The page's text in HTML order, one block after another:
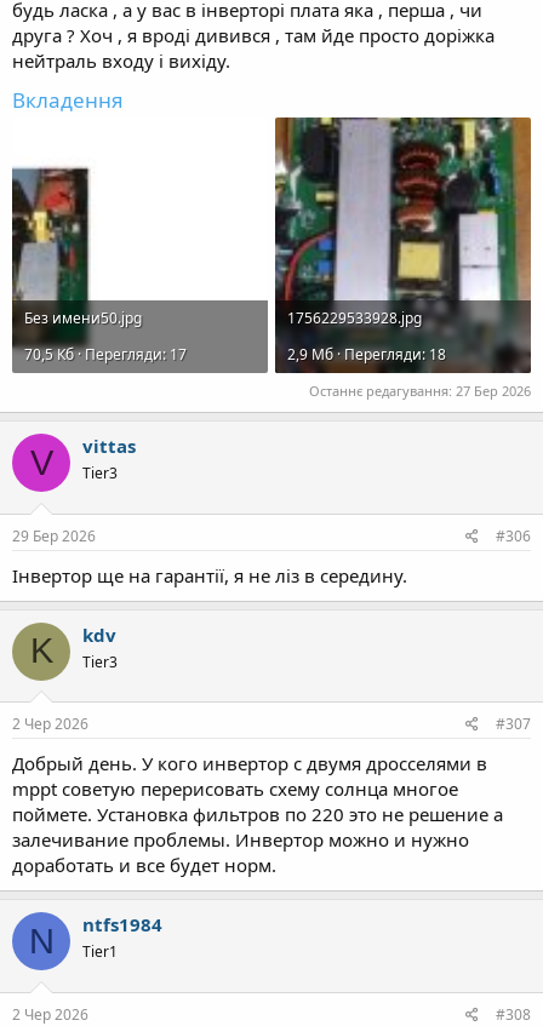
будь ласка , а у вас в інверторі плата яка , перша , чи
друга ? Хоч , я вроді дивився , там йде просто доріжка
нейтраль входу і вихіду.
Вкладення
Без имени50.jpg
70,5 Кб · Перегляди: 17
1756229533928.jpg
2,9 Mб · Перегляди: 18
Останнє редагування: 27 Бер 2026
V vittas
Tier3
29 Бер 2026 #306
Інвертор ще на гарантії, я не ліз в середину.
K kdv
Tier3
2 Чер 2026 #307
Добрый день. У кого инвертор с двумя дросселями в
mppt советую перерисовать схему солнца многое
поймете. Установка фильтров по 220 это не решение а
залечивание проблемы. Инвертор можно и нужно
доработать и все будет норм.
N ntfs1984
Tier1
2 Чер 2026 #308